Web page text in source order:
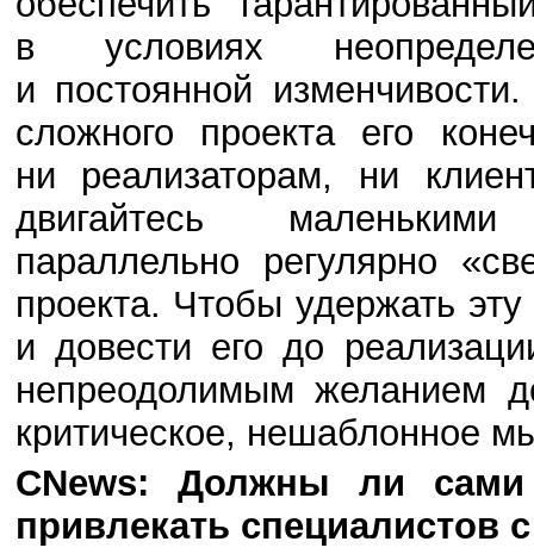
в условиях
и постоянной
сложного проекта его
ни реализаторам, ни
двигайтесь
параллельно регулярно
проекта. Чтобы удержать эту
и довести его до
непреодолимым желанием
критическое, нешаблонное
CNews: Должны ли сами
привлекать